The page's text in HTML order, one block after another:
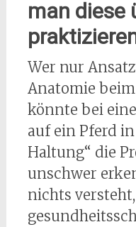
man diese
Wer nur
Anatomie
könnte bei
auf ein Pferd
Haltung“ die
unschwer
nichts